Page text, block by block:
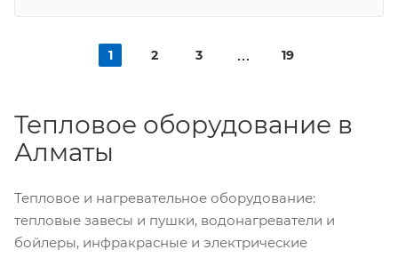
1 2 3 19
Тепловое оборудование в
Алматы
Тепловое и нагревательное оборудование:
тепловые завесы и пушки, водонагреватели и
бойлеры, инфракрасные и электрические